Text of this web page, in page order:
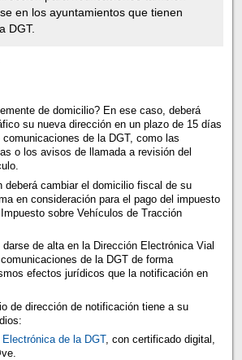
en los ayuntamientos que tienen
DGT.
de domicilio? En ese caso, deberá
su nueva dirección en un plazo de 15 días
de la DGT, como las
o los avisos de llamada a revisión del
deberá cambiar el domicilio fiscal de su
en consideración para el pago del impuesto
sobre Vehículos de Tracción
de alta en la Dirección Electrónica Vial
de la DGT de forma
efectos jurídicos que la notificación en
de dirección de notificación tiene a su
Electrónica de la DGT, con certificado digital,